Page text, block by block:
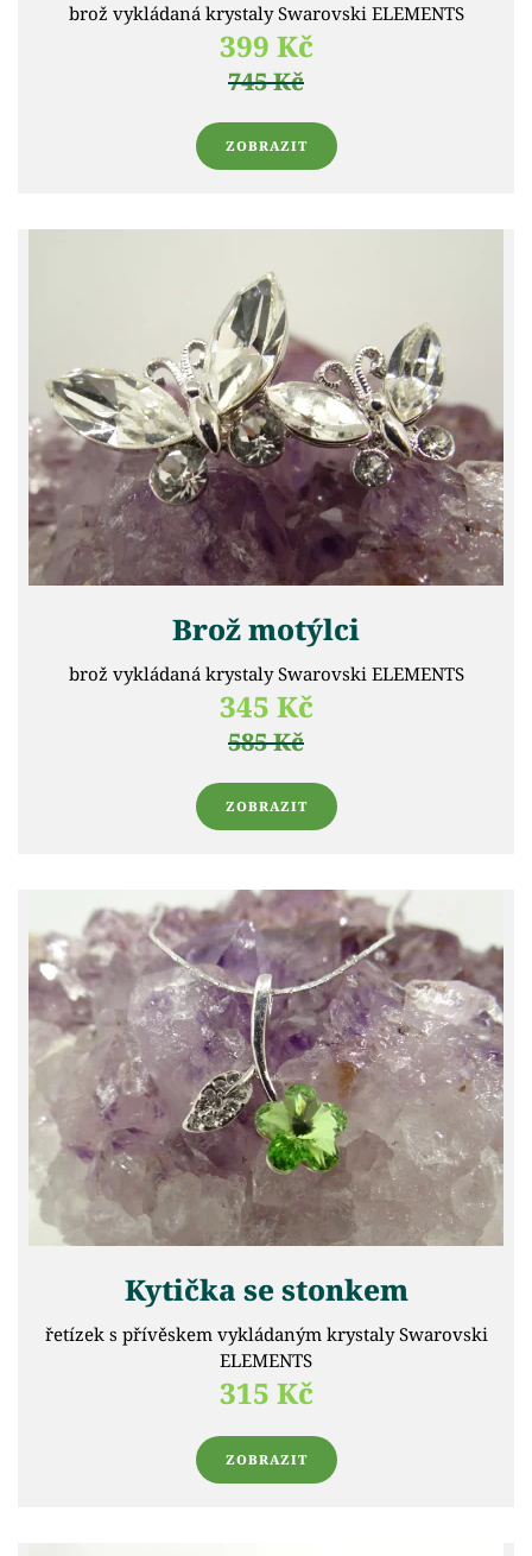
brož vykládaná krystaly Swarovski ELEMENTS
399 Kč
745 Kč
ZOBRAZIT
Brož motýlci
brož vykládaná krystaly Swarovski ELEMENTS
345 Kč
585 Kč
ZOBRAZIT
Kytička se stonkem
řetízek s přívěskem vykládaným krystaly Swarovski
ELEMENTS
315 Kč
ZOBRAZIT